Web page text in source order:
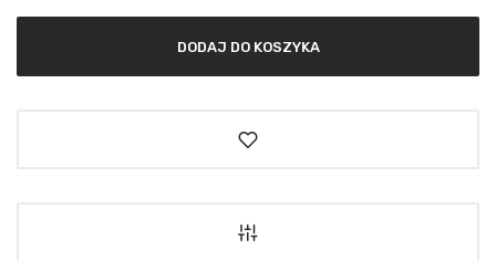
DODAJ DO KOSZYKA